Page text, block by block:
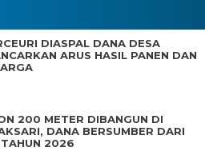
DIASPAL DANA DESA
ARUS HASIL PANEN DAN
200 METER DIBANGUN DI
DANA BERSUMBER DARI
2026